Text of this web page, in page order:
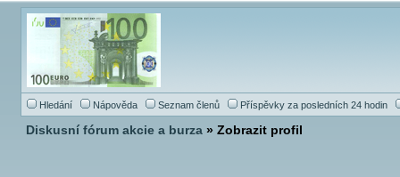
Hledání Nápověda Seznam členů Příspěvky za posledních 24 hodin
Diskusní fórum akcie a burza» Zobrazit profil